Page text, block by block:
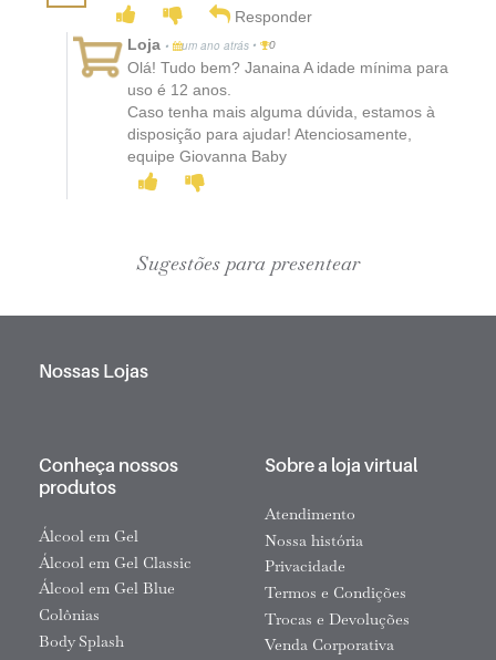
Responder
Loja • um ano atrás • 0
Olá! Tudo bem? Janaina A idade mínima para
uso é 12 anos.
Caso tenha mais alguma dúvida, estamos à
disposição para ajudar! Atenciosamente,
equipe Giovanna Baby
Sugestões para presentear
Nossas Lojas
Conheça nossos
produtos
Álcool em Gel
Álcool em Gel Classic
Álcool em Gel Blue
Colônias
Body Splash
Sobre a loja virtual
Atendimento
Nossa história
Privacidade
Termos e Condições
Trocas e Devoluções
Venda Corporativa